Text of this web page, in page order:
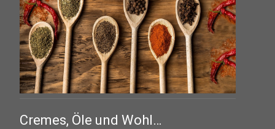
Cremes, Öle und Wohl…